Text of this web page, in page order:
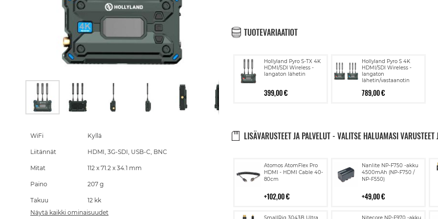
TUOTEVARIAATIOT
Hollyland Pyro S-TX 4K
HDMI/SDI Wireless -
langaton lähetin
399,00 €
Hollyland Pyro S 4K
HDMI/SDI Wireless -
langaton
lähetin/vastaanotin
789,00 €
LISÄVARUSTEET JA PALVELUT - VALITSE HALUAMASI
Atomos AtomFlex Pro
HDMI - HDMI Cable 40-
80cm
102,00 €
Lisää
ostoskoriin
Nanlite NP-F750 -akku
4500mAh (NP-F750 /
NP-F550)
49,00 €
Lisää
ostoskoriin
Lisää
Lisää
the
images
WiFi Kyllä
Liitännät HDMI, 3G-SDI, USB-C, BNC
Mitat 112 x 71.2 x 34.1 mm
Paino 207 g
Takuu
12 kk
Näytä kaikki ominaisuudet